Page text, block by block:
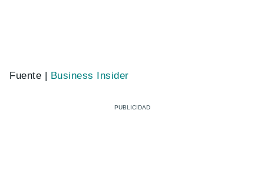
Fuente | Business Insider